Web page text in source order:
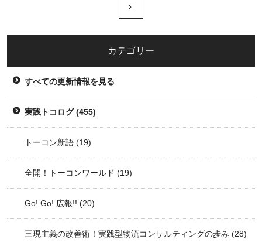
カテゴリー
すべての更新情報を見る
実践トコログ(455)
トーコン新語 (19)
全開！トーコンワールド (19)
Go! Go! 広報!! (20)
三現主義の改善術！実践型物流コンサルティングの歩み (28)